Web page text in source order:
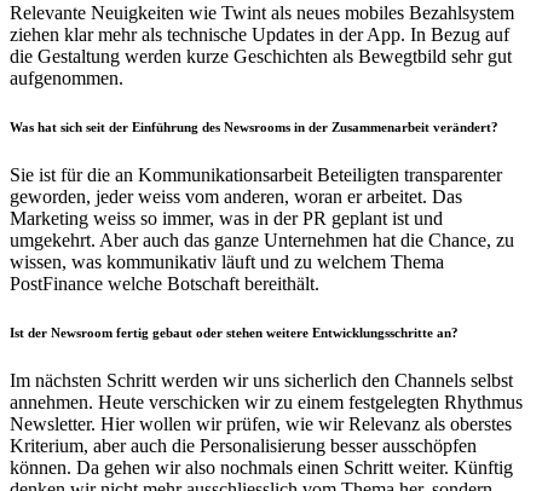
Relevante Neuigkeiten wie Twint als neues mobiles Bezahlsystem
ziehen klar mehr als technische Updates in der App. In Bezug auf
die Gestaltung werden kurze Geschichten als Bewegtbild sehr gut
aufgenommen.
Was hat sich seit der Einführung des Newsrooms in der Zusammenarbeit verändert?
Sie ist für die an Kommunikationsarbeit Beteiligten transparenter
geworden, jeder weiss vom anderen, woran er arbeitet. Das
Marketing weiss so immer, was in der PR geplant ist und
umgekehrt. Aber auch das ganze Unternehmen hat die Chance, zu
wissen, was kommunikativ läuft und zu welchem Thema
PostFinance welche Botschaft bereithält.
Ist der Newsroom fertig gebaut oder stehen weitere Entwicklungsschritte an?
Im nächsten Schritt werden wir uns sicherlich den Channels selbst
annehmen. Heute verschicken wir zu einem festgelegten Rhythmus
Newsletter. Hier wollen wir prüfen, wie wir Relevanz als oberstes
Kriterium, aber auch die Personalisierung besser ausschöpfen
können. Da gehen wir also nochmals einen Schritt weiter. Künftig